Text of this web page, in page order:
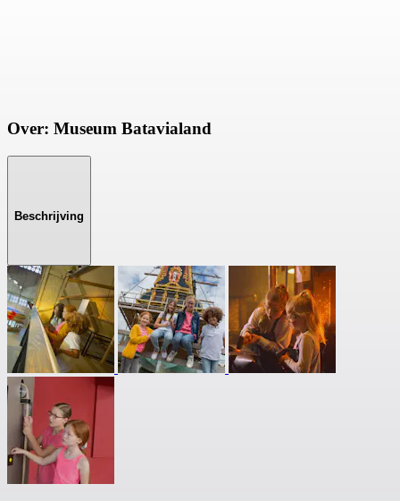
Over: Museum Batavialand
Beschrijving